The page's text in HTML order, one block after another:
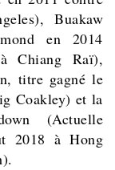
Buakaw
en 2014
Chiang Raï),
titre gagné le
Coakley) et la
(Actuelle
2018 à Hong